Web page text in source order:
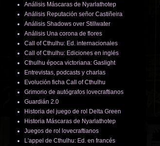
Análisis Máscaras de Nyarlathotep
Análisis Reputación señor Castiñeira
Análisis Shadows over Stillwater
Análisis Una corona de flores
Call of Cthulhu: Ed. internacionales
Call of Cthulhu: Ediciones en inglés
Cthulhu época victoriana: Gaslight
Entrevistas, podcasts y charlas
Evolución ficha Call of Cthulhu
Grimorio de autógrafos lovecraftianos
Guardián 2.0
Historia del juego de rol Delta Green
Historia Máscaras de Nyarlathotep
Juegos de rol lovecraftianos
L'appel de Cthulhu: Ed. en francés